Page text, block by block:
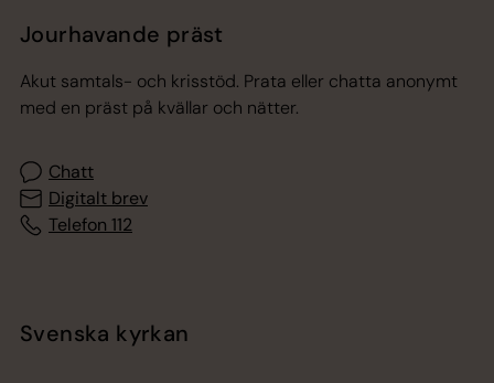
Jourhavande präst
Akut samtals- och krisstöd. Prata eller chatta anonymt
med en präst på kvällar och nätter.
Chatt
Digitalt brev
Telefon 112
Svenska kyrkan